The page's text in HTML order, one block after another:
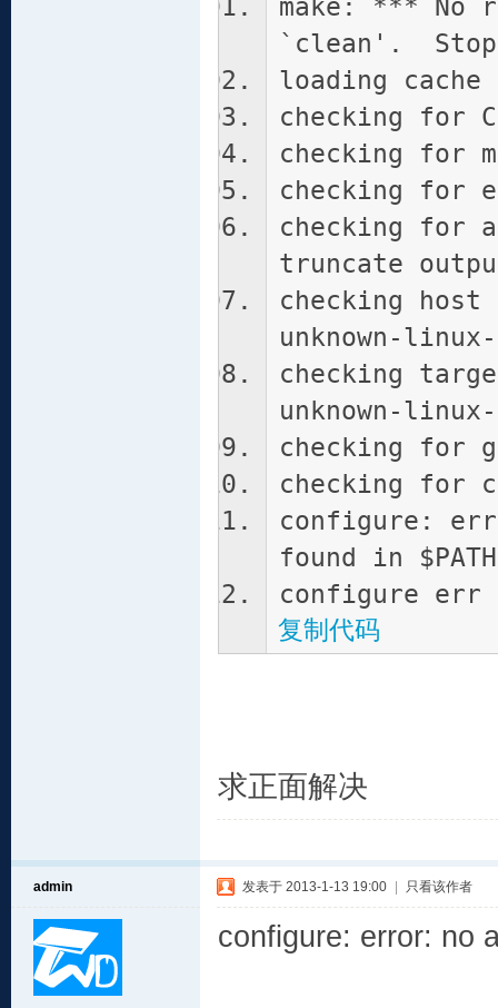
make: *** No
`clean'.
loading
checking for
checking for
checking for
checking for
truncate
checking
unknown-linux-
checking
unknown-linux-
checking for
checking for
configure:
found in $PATH
configure err
复制代码
求正面解决
admin 发表于 2013-1-13 19:00 只看该作者
configure: error: no